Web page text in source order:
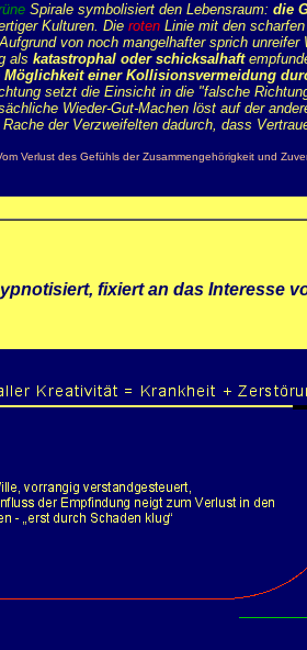
Spirale symbolisiert den Lebensraum: die
Kulturen. Die rotenLinie mit den scharfen
von noch mangelhafter sprich
als katastrophal oder schicksalhaft
einer Kollisionsvermeidung
setzt die Einsicht in die "falsche
Wieder-Gut-Machen löst auf der
der Verzweifelten dadurch, dass
Verlust des Gefühls der Zusammengehörigkeit und
fixiert an das Interesse